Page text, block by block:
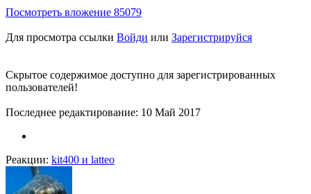
Посмотреть вложение 85079
Для просмотра ссылки Войди или Зарегистрируйся
Скрытое содержимое доступно для зарегистрированных
пользователей!
Последнее редактирование: 10 Май 2017
Реакции: kit400 и latteo